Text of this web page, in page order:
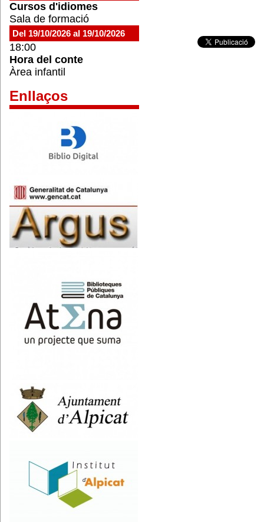
Cursos d'idiomes
Sala de formació
Del 19/10/2026 al 19/10/2026
18:00
Hora del conte
Àrea infantil
Enllaços